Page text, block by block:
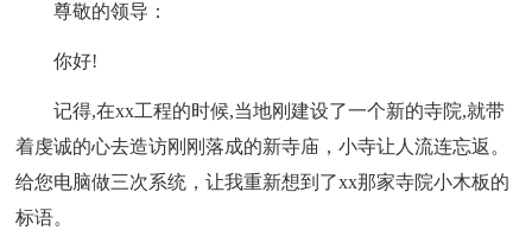
尊敬的领导：
你好!
记得,在xx工程的时候,当地刚建设了一个新的寺院,就带
着虔诚的心去造访刚刚落成的新寺庙，小寺让人流连忘返。
给您电脑做三次系统，让我重新想到了xx那家寺院小木板的
标语。